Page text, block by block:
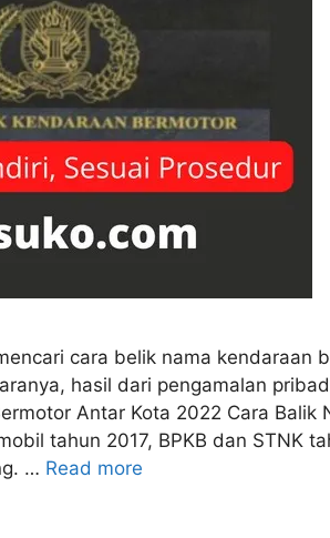
cara belik nama kendaraan
hasil dari pengamalan
Antar Kota 2022 Cara Balik
tahun 2017, BPKB dan STNK
… Read more